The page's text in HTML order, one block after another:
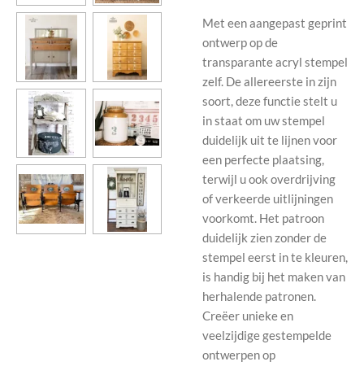
Met een aangepast geprint
ontwerp op de
transparante acryl stempel
zelf. De allereerste in zijn
soort, deze functie stelt u
in staat om uw stempel
duidelijk uit te lijnen voor
een perfecte plaatsing,
terwijl u ook overdrijving
of verkeerde uitlijningen
voorkomt. Het patroon
duidelijk zien zonder de
stempel eerst in te kleuren,
is handig bij het maken van
herhalende patronen.
Creëer unieke en
veelzijdige gestempelde
ontwerpen op